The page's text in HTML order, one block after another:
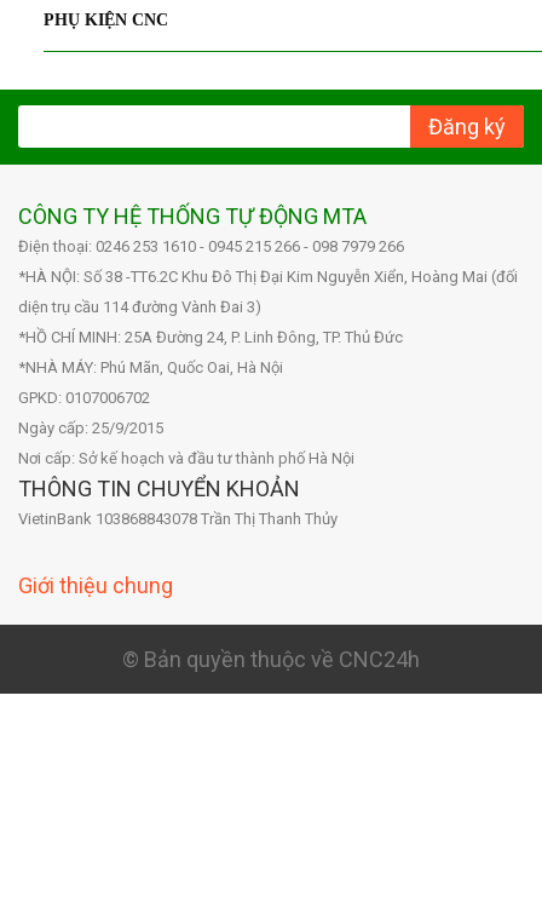
PHỤ KIỆN CNC
Đăng ký
CÔNG TY HỆ THỐNG TỰ ĐỘNG MTA
Điện thoại: 0246 253 1610 - 0945 215 266 - 098 7979 266
*HÀ NỘI: Số 38 -TT6.2C Khu Đô Thị Đại Kim Nguyễn Xiển, Hoàng Mai (đối
diện trụ cầu 114 đường Vành Đai 3)
*HỒ CHÍ MINH: 25A Đường 24, P. Linh Đông, TP. Thủ Đức
*NHÀ MÁY: Phú Mãn, Quốc Oai, Hà Nội
GPKD: 0107006702
Ngày cấp: 25/9/2015
Nơi cấp: Sở kế hoạch và đầu tư thành phố Hà Nội
THÔNG TIN CHUYỂN KHOẢN
VietinBank 103868843078 Trần Thị Thanh Thủy
Giới thiệu chung
© Bản quyền thuộc về CNC24h